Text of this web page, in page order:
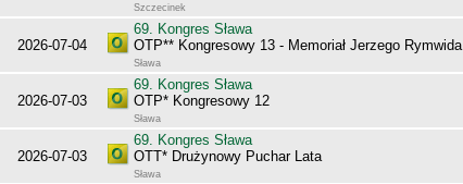
Szczecinek
2026-07-04
69. Kongres Sława
OTP** Kongresowy 13 - Memoriał Jerzego Rymwida
Sława
2026-07-03
69. Kongres Sława
OTP* Kongresowy 12
Sława
2026-07-03
69. Kongres Sława
OTT* Drużynowy Puchar Lata
Sława